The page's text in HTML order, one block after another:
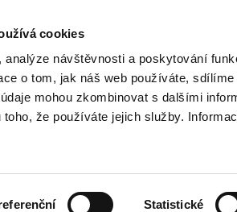
cookies
analýze návštěvnosti a poskytování
o tom, jak náš web používáte,
mohou zkombinovat s dalšími
že používáte jejich služby.
Statistické
Vyhledat
submenu
politika
submenu